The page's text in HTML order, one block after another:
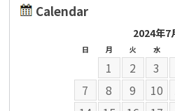
Calendar
2024年7
日 月 火 水
1 2 3
7 8 9 10